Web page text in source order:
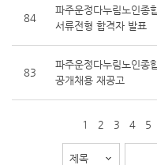
84
파주운정다누림노인종
서류전형 합격자 발표
83
파주운정다누림노인종
공개채용 재공고
1 2 3 4 5